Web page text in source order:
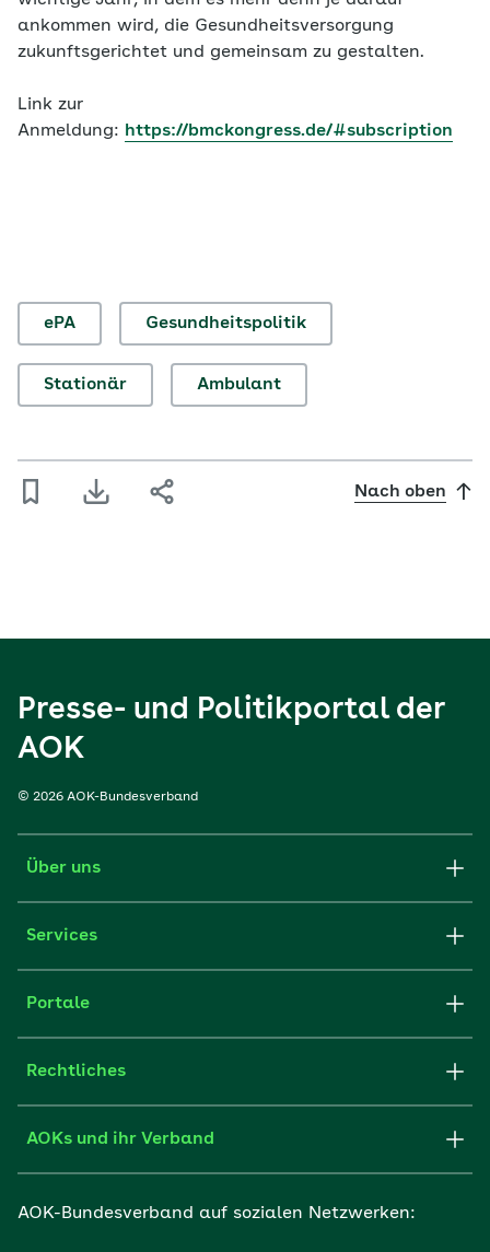
ankommen wird, die Gesundheitsversorgung
zukunftsgerichtet und gemeinsam zu gestalten.
Link zur
Anmeldung: https://bmckongress.de/#subscription
ePA Gesundheitspolitik
Stationär Ambulant
Nach oben
Presse- und Politikportal der
AOK
© 2026 AOK-Bundesverband
Über uns
Services
Portale
Rechtliches
AOKs und ihr Verband
AOK-Bundesverband auf sozialen Netzwerken: